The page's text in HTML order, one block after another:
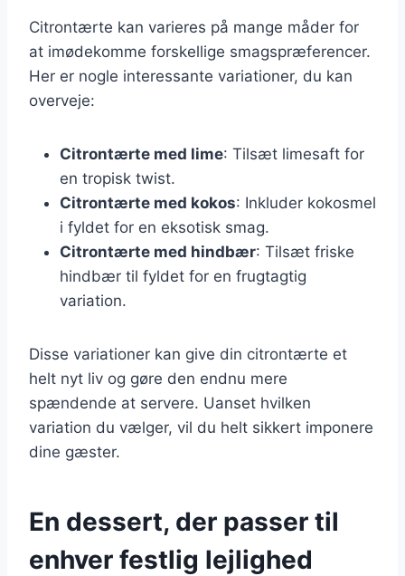
Citrontærte kan varieres på mange måder for
at imødekomme forskellige smagspræferencer.
Her er nogle interessante variationer, du kan
overveje:
Citrontærte med lime: Tilsæt limesaft for
en tropisk twist.
Citrontærte med kokos: Inkluder kokosmel
i fyldet for en eksotisk smag.
Citrontærte med hindbær: Tilsæt friske
hindbær til fyldet for en frugtagtig
variation.
Disse variationer kan give din citrontærte et
helt nyt liv og gøre den endnu mere
spændende at servere. Uanset hvilken
variation du vælger, vil du helt sikkert imponere
dine gæster.
En dessert, der passer til
enhver festlig lejlighed